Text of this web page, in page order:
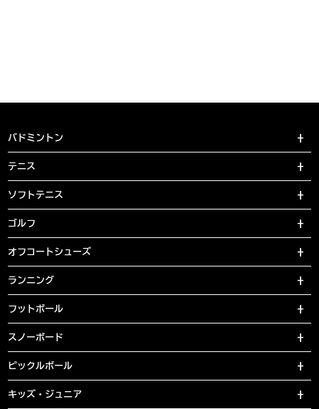
バドミントン
テニス
ソフトテニス
ゴルフ
オフコートシューズ
ランニング
フットボール
スノーボード
ピックルボール
キッズ・ジュニア